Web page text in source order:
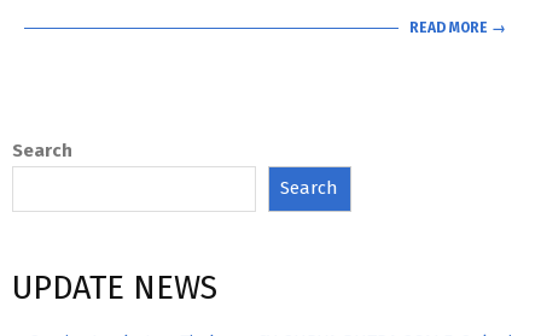
READ MORE →
Search
Search
UPDATE NEWS